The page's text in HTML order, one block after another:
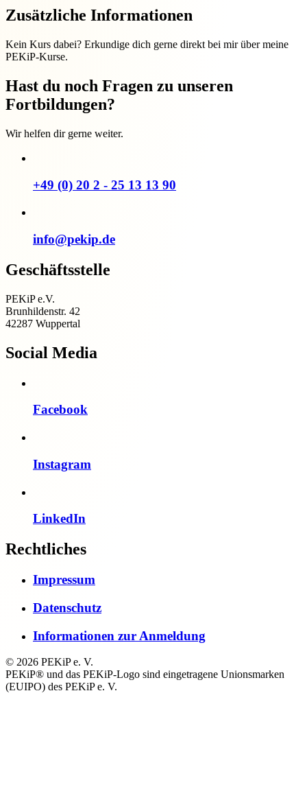
Zusätzliche Informationen
Kein Kurs dabei? Erkundige dich gerne direkt bei mir über meine
PEKiP-Kurse.
Hast du noch Fragen zu unseren
Fortbildungen?
Wir helfen dir gerne weiter.
+49 (0) 20 2 - 25 13 13 90
info@pekip.de
Geschäftsstelle
PEKiP e.V.
Brunhildenstr. 42
42287 Wuppertal
Social Media
Facebook
Instagram
LinkedIn
Rechtliches
Impressum
Datenschutz
Informationen zur Anmeldung
© 2026 PEKiP e. V.
PEKiP® und das PEKiP-Logo sind eingetragene Unionsmarken
(EUIPO) des PEKiP e. V.